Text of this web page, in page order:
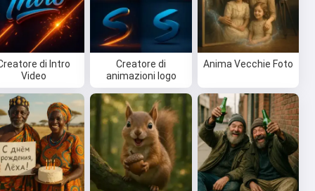
di Intro
Video
Creatore di
animazioni logo
Anima Vecchie Foto